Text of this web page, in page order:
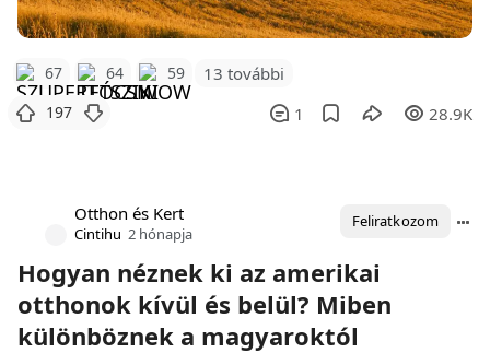
67 64 59 13 további
197 1 28.9K
Otthon és Kert
Cintihu 2 hónapja
Feliratkozom
Hogyan néznek ki az amerikai
otthonok kívül és belül? Miben
különböznek a magyaroktól